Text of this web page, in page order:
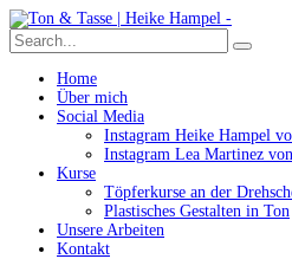
Home
Über mich
Social Media
Instagram Heike Hampel
Instagram Lea Martinez
Kurse
Töpferkurse an der
Plastisches Gestalten in Ton
Unsere Arbeiten
Kontakt